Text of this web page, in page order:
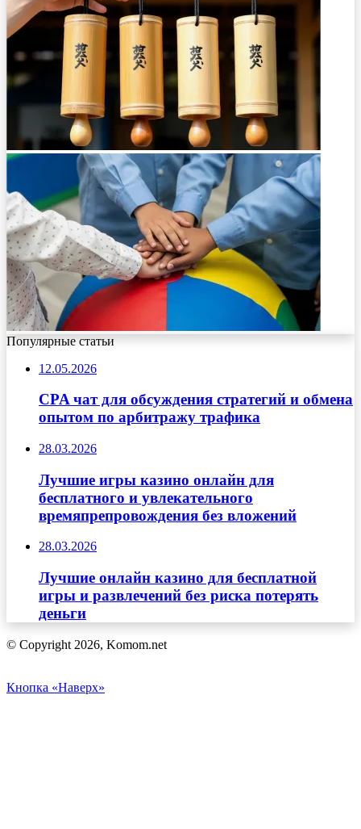
Популярные статьи
12.05.2026
CPA чат для обсуждения стратегий и обмена
опытом по арбитражу трафика
28.03.2026
Лучшие игры казино онлайн для
бесплатного и увлекательного
времяпрепровождения без вложений
28.03.2026
Лучшие онлайн казино для бесплатной
игры и развлечений без риска потерять
деньги
© Copyright 2026, Komom.net
Кнопка «Наверх»